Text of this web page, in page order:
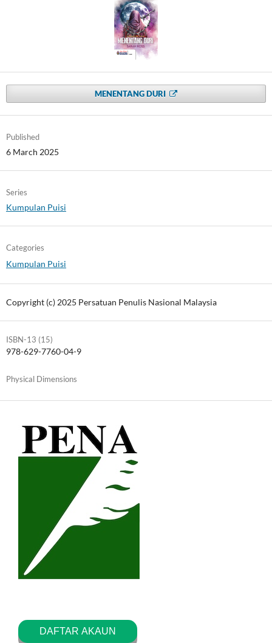
MENENTANG DURI
Published
6 March 2025
Series
Kumpulan Puisi
Categories
Kumpulan Puisi
Copyright (c) 2025 Persatuan Penulis Nasional Malaysia
ISBN-13 (15)
978-629-7760-04-9
Physical Dimensions
DAFTAR AKAUN